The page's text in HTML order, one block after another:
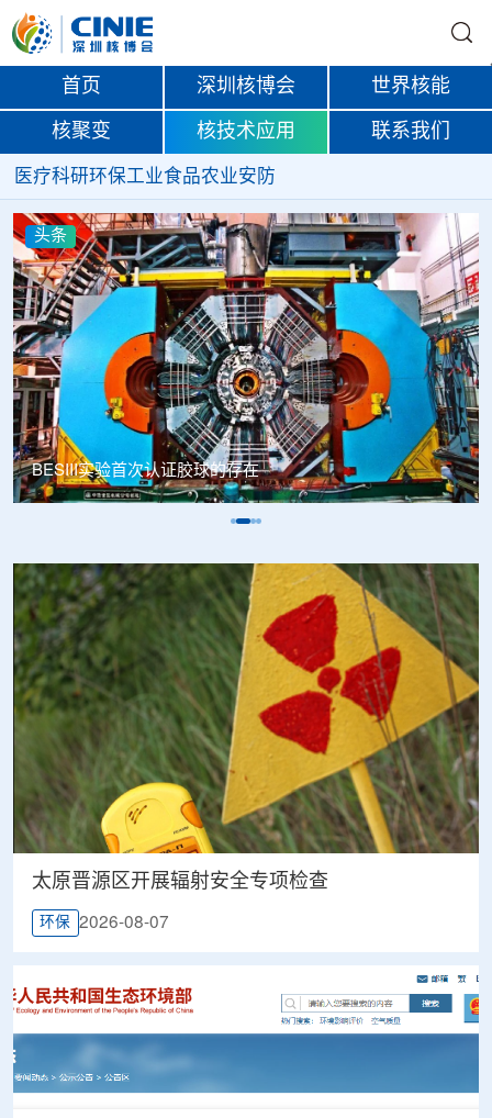
首页 深圳核博会 世界核能
核聚变 核技术应用 联系我们
医疗科研环保工业食品农业安防
头条
Thor Medical从AlphaOne首次交付高纯度钍-228，商业供货
启动
太原晋源区开展辐射安全专项检查
环保 2026-08-07